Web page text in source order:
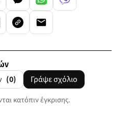
(0) Γράψε σχόλιο
κατόπιν έγκρισης.